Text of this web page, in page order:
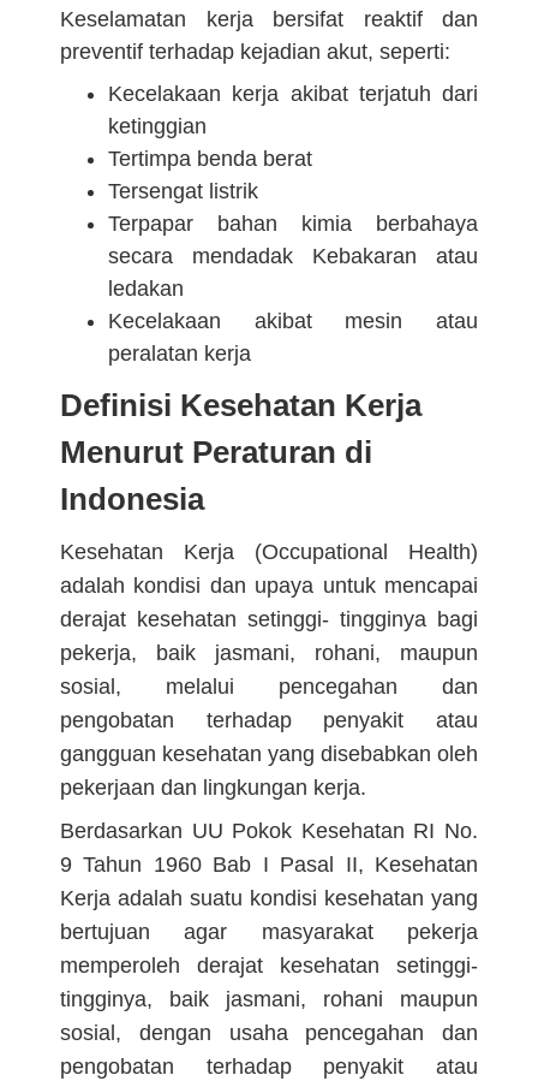
Keselamatan kerja bersifat reaktif dan
preventif terhadap kejadian akut, seperti:
Kecelakaan kerja akibat terjatuh dari
ketinggian
Tertimpa benda berat
Tersengat listrik
Terpapar bahan kimia berbahaya
secara mendadak Kebakaran atau
ledakan
Kecelakaan akibat mesin atau
peralatan kerja
Definisi Kesehatan Kerja
Menurut Peraturan di
Indonesia
Kesehatan Kerja (Occupational Health)
adalah kondisi dan upaya untuk mencapai
derajat kesehatan setinggi- tingginya bagi
pekerja, baik jasmani, rohani, maupun
sosial, melalui pencegahan dan
pengobatan terhadap penyakit atau
gangguan kesehatan yang disebabkan oleh
pekerjaan dan lingkungan kerja.
Berdasarkan UU Pokok Kesehatan RI No.
9 Tahun 1960 Bab I Pasal II, Kesehatan
Kerja adalah suatu kondisi kesehatan yang
bertujuan agar masyarakat pekerja
memperoleh derajat kesehatan setinggi-
tingginya, baik jasmani, rohani maupun
sosial, dengan usaha pencegahan dan
pengobatan terhadap penyakit atau